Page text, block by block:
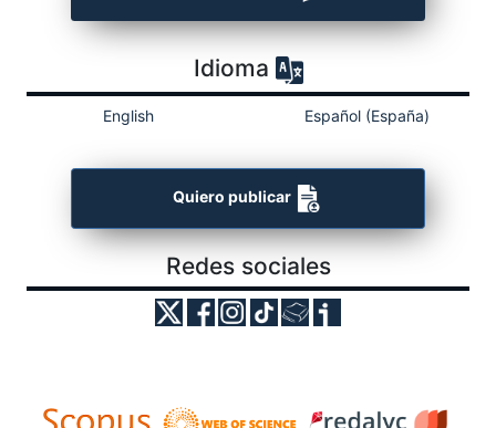
Idioma
English Español (España)
Quiero publicar
Redes sociales